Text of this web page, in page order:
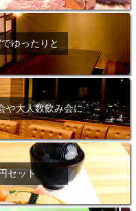
ゆったりと
や大人数飲み会に
セット